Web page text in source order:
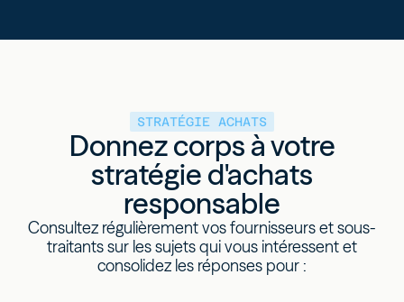
STRATÉGIE ACHATS
Donnez corps à votre
stratégie d'achats
responsable
Consultez régulièrement vos fournisseurs et sous-
traitants sur les sujets qui vous intéressent et
consolidez les réponses pour :